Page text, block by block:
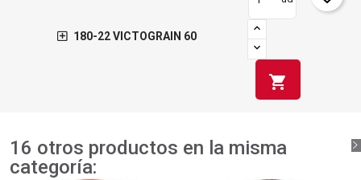
180-22 VICTOGRAIN 60
shopping_cart
16 otros productos en la misma
categoría: